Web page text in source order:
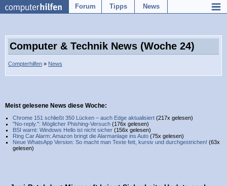
Forum Tipps News
Computer & Technik News (Woche 24)
Compterhilfen » News
Meist gelesene News diese Woche:
Chrome 151 schließt 350 Lücken – auch Edge aktualisiert (217x gelesen)
"No-reply.": Möglicher Phishing-Versuch (176x gelesen)
BSI warnt: Windows Hello ist nicht sicher (156x gelesen)
Ring Car Alarm: Amazon bringt die Alarmanlage ins Auto (75x gelesen)
Neue WhatsApp Version: So macht man Texte fett, kursiv und durchgestrichen! (63x
gelesen)